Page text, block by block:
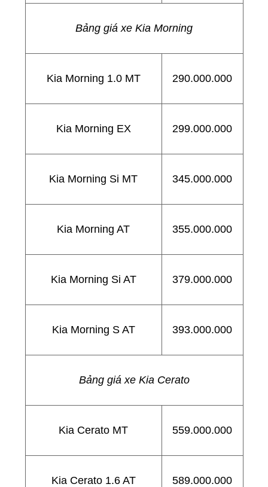
Bảng giá xe Kia Morning
Kia Morning 1.0 MT 290.000.000
Kia Morning EX 299.000.000
Kia Morning Si MT 345.000.000
Kia Morning AT 355.000.000
Kia Morning Si AT 379.000.000
Kia Morning S AT 393.000.000
Bảng giá xe Kia Cerato
Kia Cerato MT 559.000.000
Kia Cerato 1.6 AT 589.000.000